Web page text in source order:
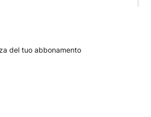
del tuo abbonamento